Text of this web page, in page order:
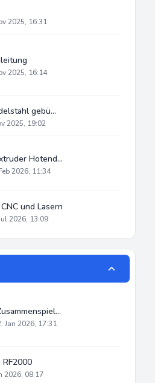
2025, 16:31
2025, 16:14
gebü…
2025, 19:02
Hotend…
2026, 11:34
und Lasern
2026, 13:09
Jan 2026, 17:31
2026, 08:17